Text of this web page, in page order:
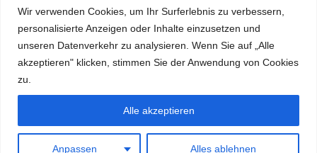
Wir verwenden Cookies, um Ihr Surferlebnis zu verbessern,
personalisierte Anzeigen oder Inhalte einzusetzen und
unseren Datenverkehr zu analysieren. Wenn Sie auf „Alle
akzeptieren" klicken, stimmen Sie der Anwendung von Cookies
zu.
Anpassen Alles ablehnen
Alle akzeptieren
Anwalt Amtshaftung
Heidemann Partner - Kanzlei mit Schwerpunkt